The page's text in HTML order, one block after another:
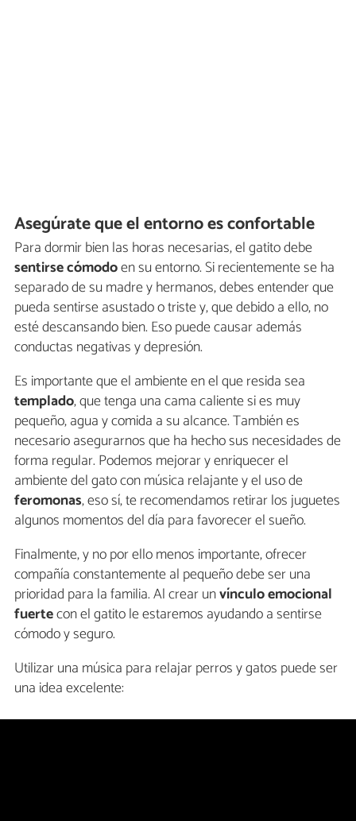
Asegúrate que el entorno es confortable
Para dormir bien las horas necesarias, el gatito debe
sentirse cómodoen su entorno. Si recientemente se ha
separado de su madre y hermanos, debes entender que
pueda sentirse asustado o triste y, que debido a ello, no
esté descansando bien. Eso puede causar además
conductas negativas y depresión.
Es importante que el ambiente en el que resida sea
templado, que tenga una cama caliente si es muy
pequeño, agua y comida a su alcance. También es
necesario asegurarnos que ha hecho sus necesidades de
forma regular. Podemos mejorar y enriquecer el
ambiente del gato con música relajante y el uso de
feromonas, eso sí, te recomendamos retirar los juguetes
algunos momentos del día para favorecer el sueño.
Finalmente, y no por ello menos importante, ofrecer
compañía constantemente al pequeño debe ser una
prioridad para la familia. Al crear unvínculo emocional
fuertecon el gatito le estaremos ayudando a sentirse
cómodo y seguro.
Utilizar una música para relajar perros y gatos puede ser
una idea excelente: